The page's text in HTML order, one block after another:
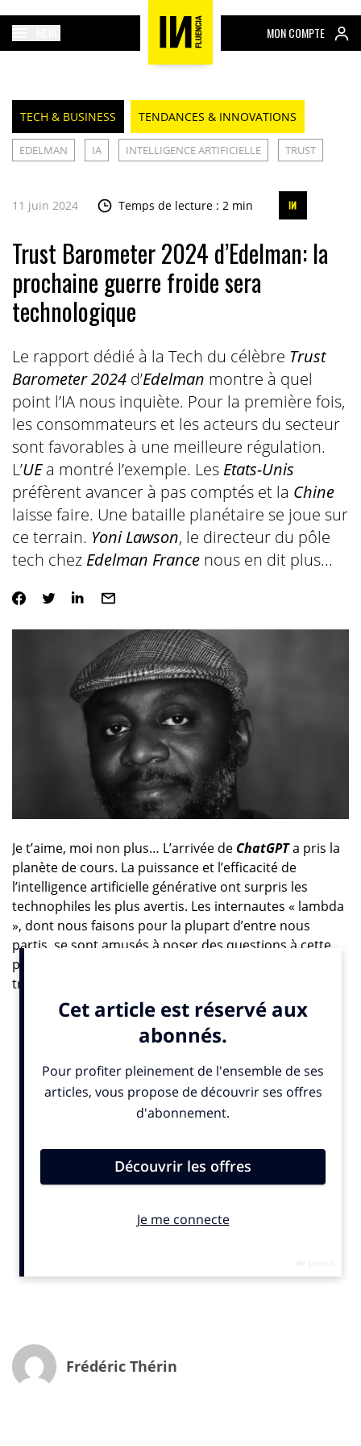
MON COMPTE
TECH & BUSINESS TENDANCES & INNOVATIONS
EDELMAN IA INTELLIGENCE ARTIFICIELLE TRUST
11 juin 2024 Temps de lecture : 2 min
Trust Barometer 2024 d’Edelman: la
prochaine guerre froide sera
technologique
Le rapport dédié à la Tech du célèbre Trust
Barometer 2024d’Edelman montre à quel
point l’IA nous inquiète. Pour la première fois,
les consommateurs et les acteurs du secteur
sont favorables à une meilleure régulation.
L’UEa montré l’exemple. Les Etats-Unis
préfèrent avancer à pas comptés et la Chine
laisse faire. Une bataille planétaire se joue sur
ce terrain. Yoni Lawson, le directeur du pôle
tech chez Edelman France nous en dit plus...
Je t’aime, moi non plus… L’arrivée de ChatGPTa pris la
planète de cours. La puissance et l’efficacité de
l’intelligence artificielle générative ont surpris les
technophiles les plus avertis. Les internautes « lambda
», dont nous faisons pour la plupart d’entre nous
partis, se sont amusés à poser des questions à cette
plateforme gratuite pour tester ses capacités. Une
traduction par-ci, un document tiré d’une courte
interrogation par-là… Les résultats obtenus en
quelques secondes nous ont impressionnés mais aussi
inquiétés. Le tout dernierrapport dédié à la Tech du
Trust Barometer 2024 d’ Edelman nous
confirme ce constat avec des chiffres pour le moins
spectaculaires.
Une défiance énorme
« Notre étude montre une défiance très forte des
directeur du pôle tech chezEdelman France
sentiment vis-à-vis de l’intelligence artificielle. Cette
craignent notamment que l’IA dévalue ce qui fait de nous
des humains et cela crée un climat anxiogène. Ils pensent
Frédéric Thérin